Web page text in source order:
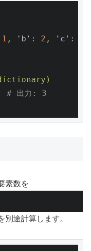
1 , 'b': 2 , 'c':
# 出力: 3
素数を
別途計算します。